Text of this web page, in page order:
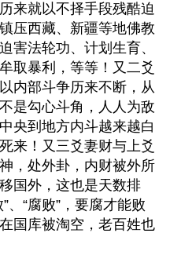
来就以不择手段残酷迫
压西藏、新疆等地佛教
害法轮功、计划生育、
取暴利，等等！又二爻
内部斗争历来不断，从
是勾心斗角，人人为敌
央到地方内斗越来越白
来！又三爻妻财与上爻
，处外卦，内财被外所
国外，这也是天数排
、“腐败”，要腐才能败
国库被淘空，老百姓也